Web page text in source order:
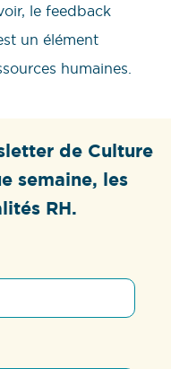
le feedback
un élément
humaines.
de Culture
semaine, les
RH.